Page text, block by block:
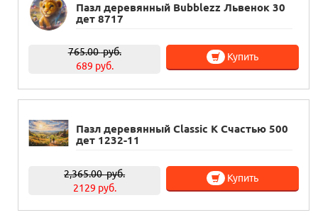
Пазл деревянный Bubblezz Львенок 30
дет 8717
765.00руб.
689 руб.
Купить
Пазл деревянный Classic К Счастью 500
дет 1232-11
2,365.00руб.
2129 руб.
Купить